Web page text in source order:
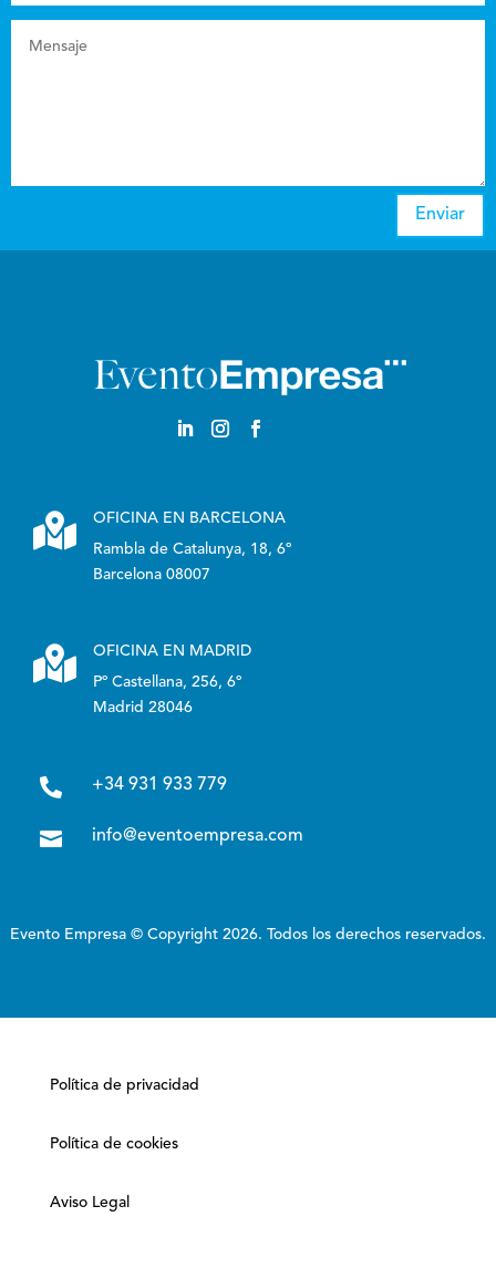
Enviar

OFICINA EN BARCELONA
Rambla de Catalunya, 18, 6º
Barcelona 08007

OFICINA EN MADRID
Pº Castellana, 256, 6º
Madrid 28046
 +34 931 933 779
 info@eventoempresa.com
Evento Empresa © Copyright 2026. Todos los derechos reservados.
Política de privacidad
Política de cookies
Aviso Legal